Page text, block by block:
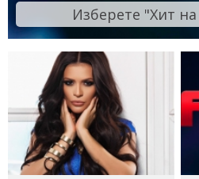
Изберете "Хит